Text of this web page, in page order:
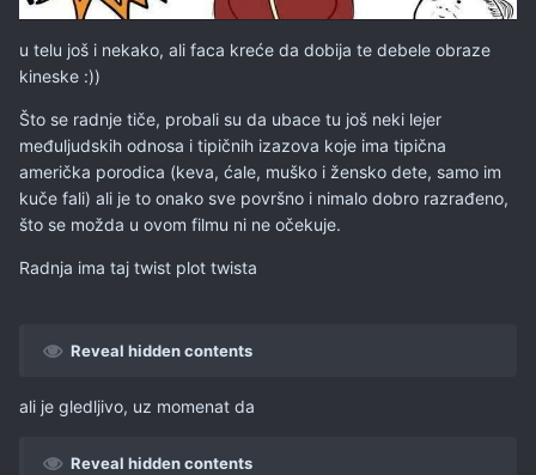
u telu još i nekako, ali faca kreće da dobija te debele obraze
kineske :))
Što se radnje tiče, probali su da ubace tu još neki lejer
međuljudskih odnosa i tipičnih izazova koje ima tipična
američka porodica (keva, ćale, muško i žensko dete, samo im
kuče fali) ali je to onako sve površno i nimalo dobro razrađeno,
što se možda u ovom filmu ni ne očekuje.
Radnja ima taj twist plot twista
Reveal hidden contents
ali je gledljivo, uz momenat da
Reveal hidden contents